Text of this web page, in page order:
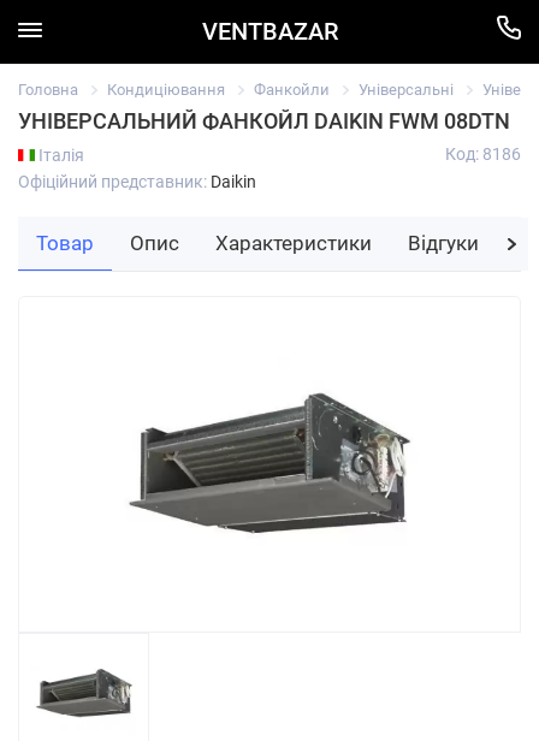
VENTBAZAR
Головна Кондиціювання Фанкойли Універсальні
УНІВЕРСАЛЬНИЙ ФАНКОЙЛ DAIKIN FWM 08DTN
Італія
Офіційний представник: Daikin
Код: 8186
Товар Опис Характеристики Відгуки